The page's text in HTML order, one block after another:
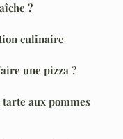
?
culinaire
une pizza ?
aux pommes